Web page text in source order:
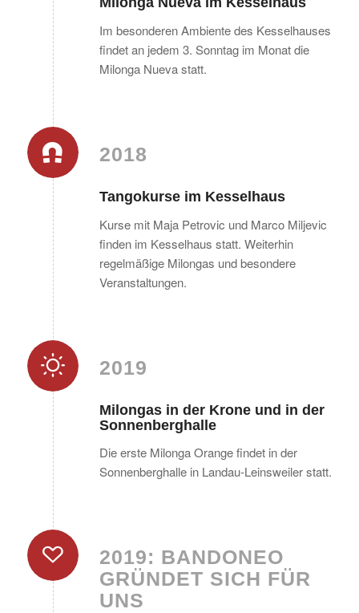
Im besonderen Ambiente des Kesselhauses
findet an jedem 3. Sonntag im Monat die
Milonga Nueva statt.
2018
Tangokurse im Kesselhaus
Kurse mit Maja Petrovic und Marco Miljevic
finden im Kesselhaus statt. Weiterhin
regelmäßige Milongas und besondere
Veranstaltungen.
2019
Milongas in der Krone und in der
Sonnenberghalle
Die erste Milonga Orange findet in der
Sonnenberghalle in Landau-Leinsweiler statt.
2019: BANDONEO
GRÜNDET SICH FÜR
UNS